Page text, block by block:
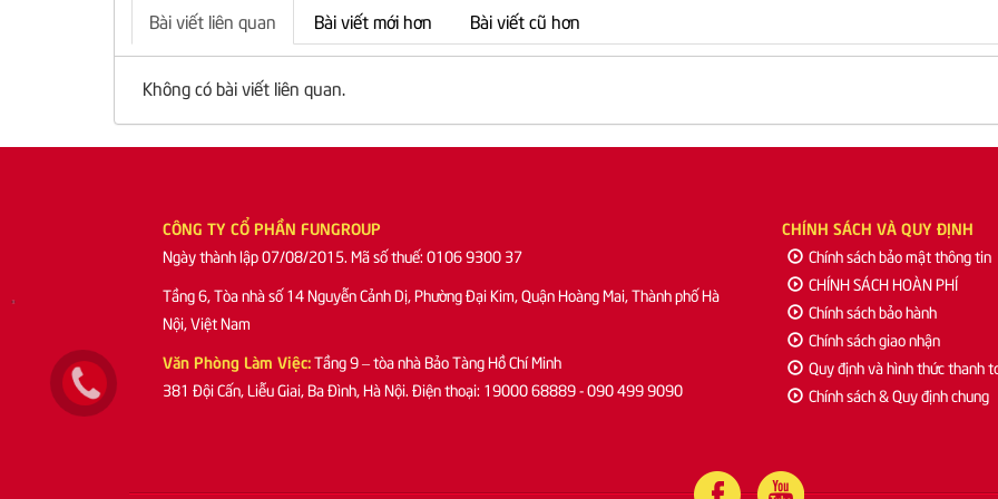
Bài viết liên quan Bài viết mới hơn Bài viết cũ hơn
Không có bài viết liên quan.
CÔNG TY CỔ PHẦN FUNGROUP
Ngày thành lập 07/08/2015. Mã số thuế: 0106 9300 37
Tầng 6, Tòa nhà số 14 Nguyễn Cảnh Dị, Phường Đại Kim, Quận Hoàng Mai, Thành phố Hà
Nội, Việt Nam
Văn Phòng Làm Việc:Tầng 9 – tòa nhà Bảo Tàng Hồ Chí Minh
381 Đội Cấn, Liễu Giai, Ba Đình, Hà Nội. Điện thoại: 19000 68889 - 090 499 9090
CHÍNH SÁCH VÀ QUY ĐỊNH
Chính sách bảo mật thông tin
CHÍNH SÁCH HOÀN PHÍ
Chính sách bảo hành
Chính sách giao nhận
Quy định và hình thức thanh
Chính sách & Quy định chung